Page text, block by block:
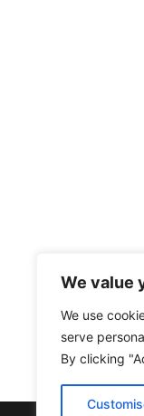
We value
We use
serve
By clicking